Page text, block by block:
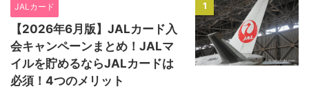
1
JALカード
【2026年6月版】JALカード入
会キャンペーンまとめ！JALマ
イルを貯めるならJALカードは
必須！4つのメリット